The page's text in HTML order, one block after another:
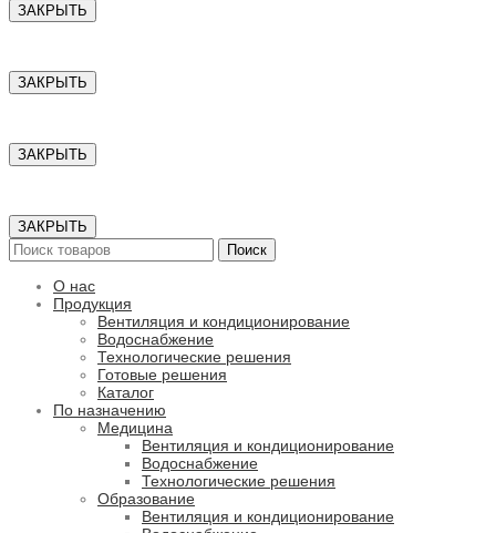
ЗАКРЫТЬ
ЗАКРЫТЬ
ЗАКРЫТЬ
ЗАКРЫТЬ
Поиск
О нас
Продукция
Вентиляция и кондиционирование
Водоснабжение
Технологические решения
Готовые решения
Каталог
По назначению
Медицина
Вентиляция и кондиционирование
Водоснабжение
Технологические решения
Образование
Вентиляция и кондиционирование